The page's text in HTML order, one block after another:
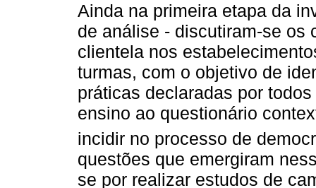
Ainda na primeira etapa da
de análise - discutiram-se os
clientela nos
turmas, com o objetivo de
práticas declaradas por
ensino ao questionário
incidir no processo de
questões que emergiram
se por realizar estudos de